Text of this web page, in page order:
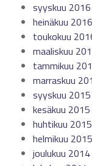
syyskuu 2016
heinäkuu 2016
toukokuu
maaliskuu
tammikuu
marraskuu
syyskuu 2015
kesäkuu 2015
huhtikuu 2015
helmikuu 2015
joulukuu 2014